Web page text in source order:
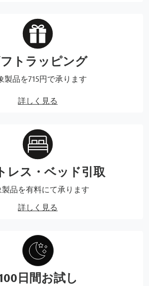
トラッピング
製品を715円で承ります
詳しく見る
レス・ベッド引取
製品を有料にて承ります
詳しく見る
日間お試し